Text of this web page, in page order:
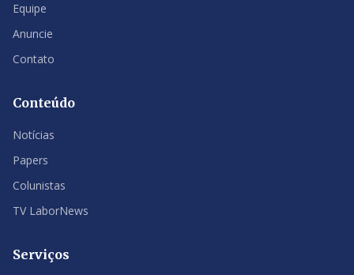
Equipe
Anuncie
Contato
Conteúdo
Notícias
Papers
Colunistas
TV LaborNews
Serviços